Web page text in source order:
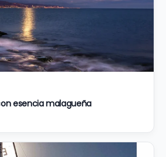
esencia malagueña